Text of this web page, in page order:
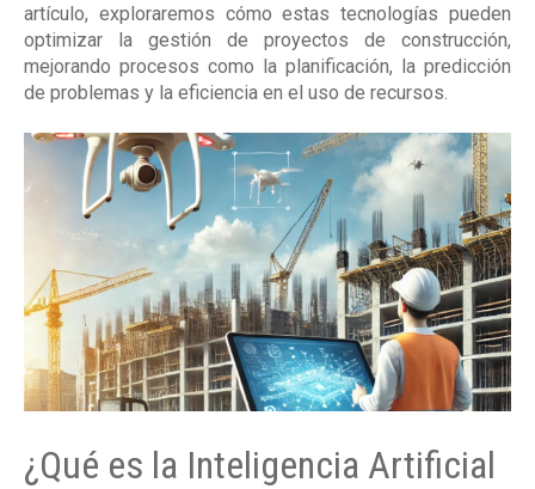
artículo, exploraremos cómo estas tecnologías pueden
optimizar la gestión de proyectos de construcción,
mejorando procesos como la planificación, la predicción
de problemas y la eficiencia en el uso de recursos.
¿Qué es la Inteligencia Artificial